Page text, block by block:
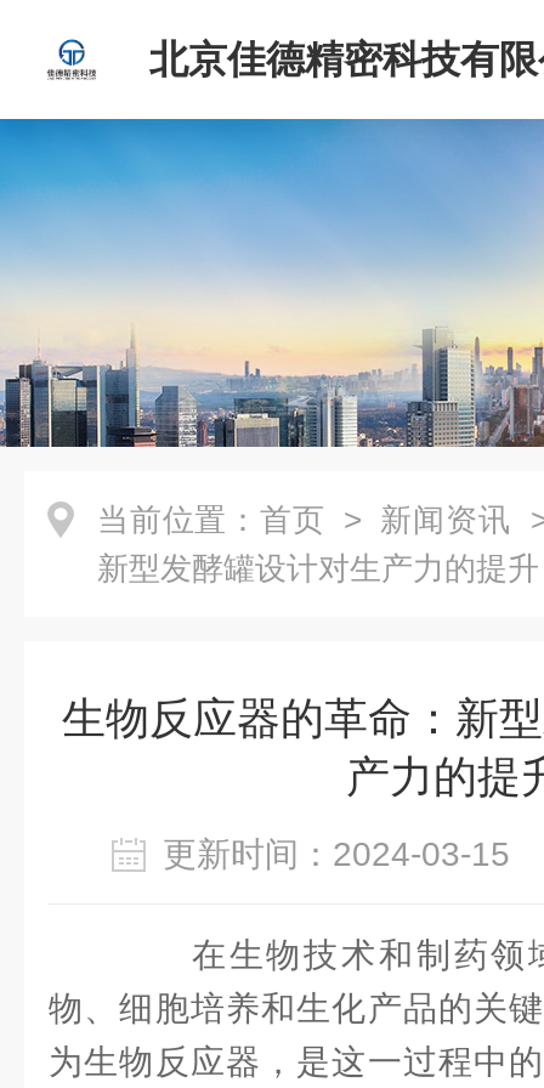
北京佳德精密科技有
当前位置： 首页 > 新闻资讯
新型发酵罐设计对生产力的提升
生物反应器的革命：新
产力的提
更新时间：2024-03-
在生物技术和制药领
物、细胞培养和生化产品的关
为生物反应器，是这一过程中